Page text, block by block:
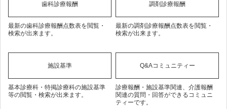
歯科診療報酬
最新の歯科診療報酬点数表を閲覧・
検索が出来ます。
調剤診療報酬
最新の調剤診療報酬点数表を閲覧・
検索が出来ます。
施設基準
基本診療科・特掲診療科の施設基準
等の閲覧・検索が出来ます。
Q&Aコミュニティー
診療報酬・施設基準関連、介護報酬
関連の質問・回答ができるコミュニ
ティーです。